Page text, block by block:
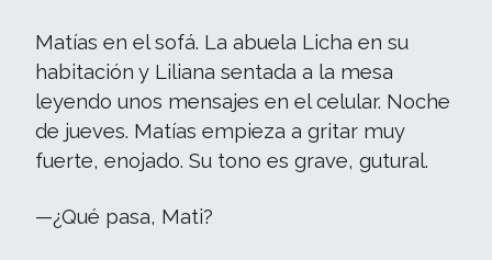
Matías en el sofá. La abuela Licha en su
habitación y Liliana sentada a la mesa
leyendo unos mensajes en el celular. Noche
de jueves. Matías empieza a gritar muy
fuerte, enojado. Su tono es grave, gutural.
—¿Qué pasa, Mati?